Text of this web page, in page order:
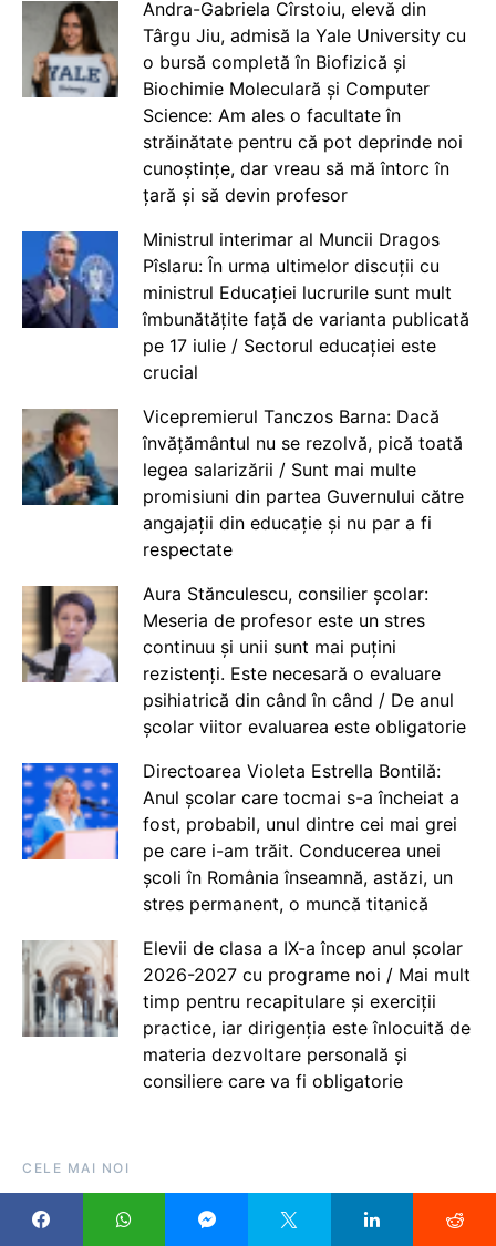
Andra-Gabriela Cîrstoiu, elevă din
Târgu Jiu, admisă la Yale University cu
o bursă completă în Biofizică și
Biochimie Moleculară și Computer
Science: Am ales o facultate în
străinătate pentru că pot deprinde noi
cunoștințe, dar vreau să mă întorc în
țară și să devin profesor
Ministrul interimar al Muncii Dragos
Pîslaru: În urma ultimelor discuții cu
ministrul Educației lucrurile sunt mult
îmbunătățite față de varianta publicată
pe 17 iulie / Sectorul educației este
crucial
Vicepremierul Tanczos Barna: Dacă
învățământul nu se rezolvă, pică toată
legea salarizării / Sunt mai multe
promisiuni din partea Guvernului către
angajații din educație și nu par a fi
respectate
Aura Stănculescu, consilier școlar:
Meseria de profesor este un stres
continuu și unii sunt mai puțini
rezistenți. Este necesară o evaluare
psihiatrică din când în când / De anul
școlar viitor evaluarea este obligatorie
Directoarea Violeta Estrella Bontilă:
Anul școlar care tocmai s-a încheiat a
fost, probabil, unul dintre cei mai grei
pe care i-am trăit. Conducerea unei
școli în România înseamnă, astăzi, un
stres permanent, o muncă titanică
Elevii de clasa a IX-a încep anul școlar
2026-2027 cu programe noi / Mai mult
timp pentru recapitulare și exerciții
practice, iar dirigenția este înlocuită de
materia dezvoltare personală și
consiliere care va fi obligatorie
CELE MAI NOI
Profesor, la ședința pentru repartizarea posturilor